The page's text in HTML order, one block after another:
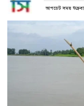
আপডেট সময়